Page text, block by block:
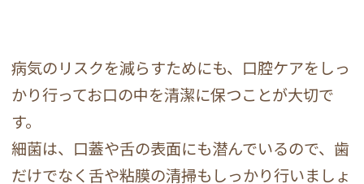
病気のリスクを減らすためにも、口腔ケアをしっ
かり行ってお口の中を清潔に保つことが大切で
す。
細菌は、口蓋や舌の表面にも潜んでいるので、歯
だけでなく舌や粘膜の清掃もしっかり行いましょ